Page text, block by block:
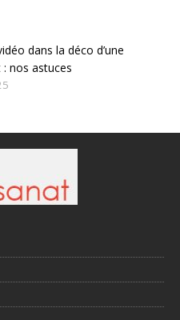
dans la déco d’une
: nos astuces